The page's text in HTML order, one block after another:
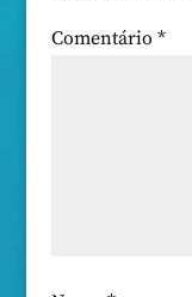
Comentário *